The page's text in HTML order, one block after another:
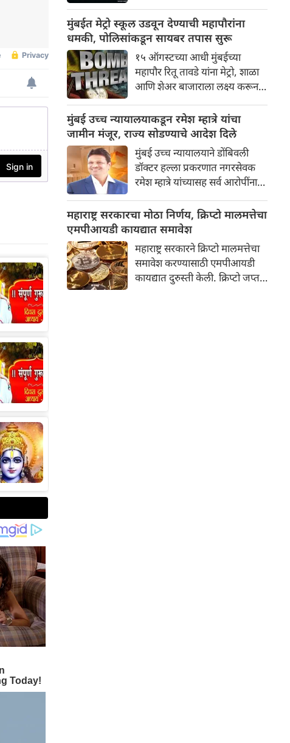
शेअर बाजाराला लक्ष्य करून बॉम्बची
धमकी मिळाली आहे. खलिस्तान
समर्थकांनी पाठवलेल्या या ईमेलनंतर
मुंबई पोलिसांनी सायबर तपास सुरू
केला आहे
मुंबईत मेट्रो स्कूल उडवून देण्याची महापौरांना
धमकी, पोलिसांकडून सायबर तपास सुरू
१५ ऑगस्टच्या आधी मुंबईच्या
महापौर रितू तावडे यांना मेट्रो, शाळा
आणि शेअर बाजाराला लक्ष्य करून
खलिस्तान समर्थकांनी पाठवलेल्या या
ईमेलनंतर मुंबई पोलिसांनी सायबर
तपास सुरू केला आहे.
मुंबई उच्च न्यायालयाकडून रमेश म्हात्रे यांचा
जामीन मंजूर, राज्य सोडण्याचे आदेश दिले
मुंबई उच्च न्यायालयाने डोंबिवली
डॉक्टर हल्ला प्रकरणात नगरसेवक
रमेश म्हात्रे यांच्यासह सर्व आरोपींना
निकाल दिला आहे. तथापि,
न्यायालयाने जामिनावर कठोर अटी
घातल्या आहेत. सर्वात महत्त्वाची अट
अशी आहे की, पुढील आदेश येईपर्यंत
रमेश म्हात्रे यांनी महाराष्ट्राबाहेरच
राहावे.
महाराष्ट्र सरकारचा मोठा निर्णय, क्रिप्टो मालमत्तेचा
एमपीआयडी कायद्यात समावेश
महाराष्ट्र सरकारने क्रिप्टो मालमत्तेचा
समावेश करण्यासाठी एमपीआयडी
कायद्यात दुरुस्ती केली. क्रिप्टो जप्त